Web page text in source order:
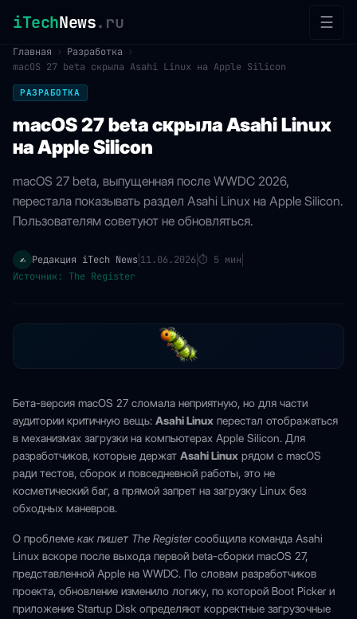
iTechNews.ru ☰
Главная › Разработка
›
macOS 27 beta скрыла Asahi Linux на Apple Silicon
РАЗРАБОТКА
macOS 27 beta скрыла Asahi Linux
на Apple Silicon
macOS 27 beta, выпущенная после WWDC 2026,
перестала показывать раздел Asahi Linux на Apple Silicon.
Пользователям советуют не обновляться.
✍️ Редакция iTech News 11.06.2026⏱ 5 мин
Источник: The Register
Бета-версия macOS 27 сломала неприятную, но для части
аудитории критичную вещь: Asahi Linux перестал отображаться
в механизмах загрузки на компьютерах Apple Silicon. Для
разработчиков, которые держат Asahi Linux рядом с macOS
ради тестов, сборок и повседневной работы, это не
косметический баг, а прямой запрет на загрузку Linux без
обходных маневров.
О проблеме как пишет The Registerсообщила команда Asahi
Linux вскоре после выхода первой beta-сборки macOS 27,
представленной Apple на WWDC. По словам разработчиков
проекта, обновление изменило логику, по которой Boot Picker и
приложение Startup Disk определяют корректные загрузочные